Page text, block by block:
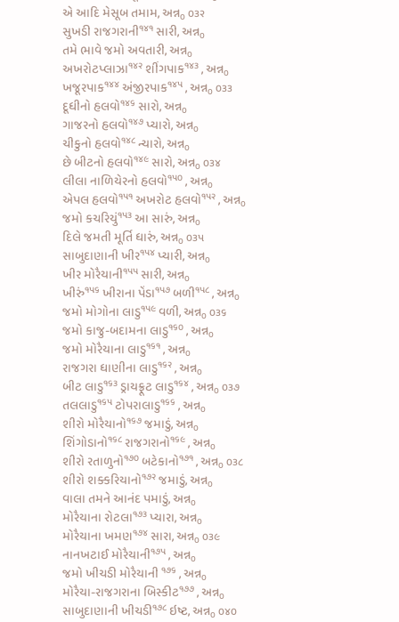
એ આદિ મેસૂબ તમામ, અન્ન૦ ૦૩૨
સુખડી રાજગરાની૧૪૧ સારી, અન્ન૦
તમે ભાવે જમો અવતારી, અન્ન૦
અખરોટપ્લાઝા૧૪૨ શીંગપાક૧૪૩ , અન્ન૦
ખજૂરપાક૧૪૪ અંજીરપાક૧૪૫ , અન્ન૦ ૦૩૩
દૂધીનો હલવો૧૪૬ સારો, અન્ન૦
ગાજરનો હલવો૧૪૭ પ્યારો, અન્ન૦
ચીકુનો હલવો૧૪૮ ન્યારો, અન્ન૦
છેબીટનો હલવો૧૪૯ સારો, અન્ન૦ ૦૩૪
લીલા નાળિયેરનો હલવો૧૫૦ , અન્ન૦
એપલ હલવો૧૫૧ અખરોટ હલવો૧૫૨ , અન્ન૦
જમો કચરિયું૧૫૩ આ સારું, અન્ન૦
દિલે જમતી મૂર્તિ ધારું, અન્ન૦ ૦૩૫
સાબુદાણાની ખીર૧૫૪ પ્યારી, અન્ન૦
ખીર મોરૈયાની૧૫૫ સારી, અન્ન૦
ખીરું૧૫૬ ખીરાના પેંડા૧૫૭ બળી૧૫૮ , અન્ન૦
જમોમોગોના લાડુ૧૫૯ વળી, અન્ન૦ ૦૩૬
જમો કાજુ-બદામના લાડુ૧૬૦ , અન્ન૦
જમોમોરૈયાના લાડુ૧૬૧ , અન્ન૦
રાજગરા ધાણીના લાડુ૧૬૨ , અન્ન૦
બીટ લાડુ૧૬૩ ડ્રાયફ્રૂટ લાડુ૧૬૪ , અન્ન૦ ૦૩૭
તલલાડુ૧૬૫ ટોપરાલાડુ૧૬૬ , અન્ન૦
શીરો મોરૈયાનો૧૬૭ જમાડું, અન્ન૦
શિંગોડાનો૧૬૮ રાજગરાનો૧૬૯ , અન્ન૦
શીરો રતાળુનો૧૭૦ બટેકાનો૧૭૧ , અન્ન૦ ૦૩૮
શીરો શક્કરિયાનો૧૭૨ જમાડું, અન્ન૦
વાલા તમને આનંદ પમાડું, અન્ન૦
મોરૈયાના રોટલા૧૭૩ પ્યારા, અન્ન૦
મોરૈયાના ખમણ૧૭૪ સારા, અન્ન૦ ૦૩૯
નાનખટાઈ મોરૈયાની૧૭૫ , અન્ન૦
જમોખીચડી મોરૈયાની ૧૭૬ , અન્ન૦
મોરૈયા-રાજગરાના બિસ્કીટ૧૭૭ , અન્ન૦
સાબુદાણાની ખીચડી૧૭૮ ઇષ્ટ, અન્ન૦ ૦૪૦